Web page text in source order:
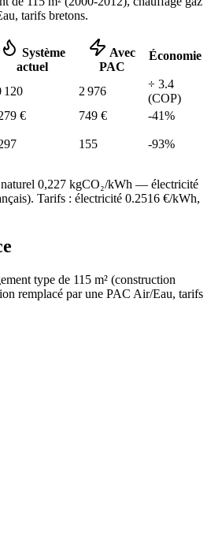
tarifs bretons.
Système
actuel
Avec
PAC
Économie
120 2 976
÷ 3.4
(COP)
€ 749 € -41%
155 -93%
0,227 kgCO₂/kWh — électricité
Tarifs : électricité 0.2516 €/kWh,
type de 115 m² (construction
remplacé par une PAC Air/Eau, tarifs